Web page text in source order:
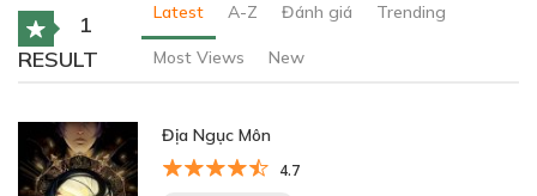
1
RESULT
Latest A-Z Đánh giá Trending
Most Views New
Địa Ngục Môn
4.7